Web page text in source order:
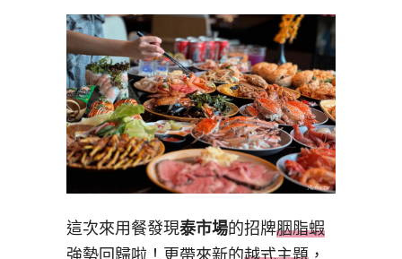
這次來用餐發現泰市場的招牌胭脂蝦
強勢回歸啦！更帶來新的越式主題 ，